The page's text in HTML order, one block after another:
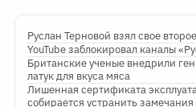
Руслан Терновой взял свое
YouTube заблокировал каналы
Британские ученые внедрили
латук для вкуса мяса
Лишенная сертификата
собирается устранить